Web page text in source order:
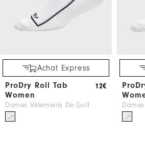
Achat Express
ProDry Roll Tab
Women
Dames Vêtements De Golf
12€